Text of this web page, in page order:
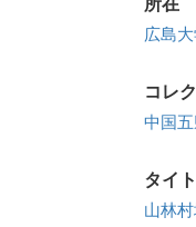
広島
コレ
中国
タイ
山林